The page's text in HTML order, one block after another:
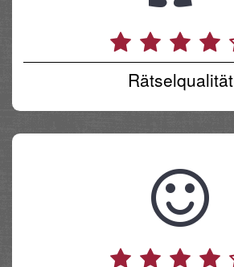
Rätselqualität